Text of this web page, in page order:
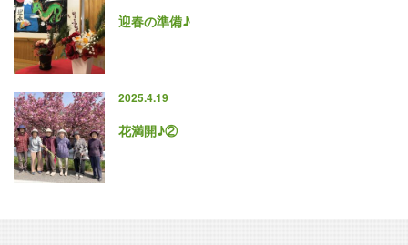
迎春の準備♪
2025.4.19
花満開♪②